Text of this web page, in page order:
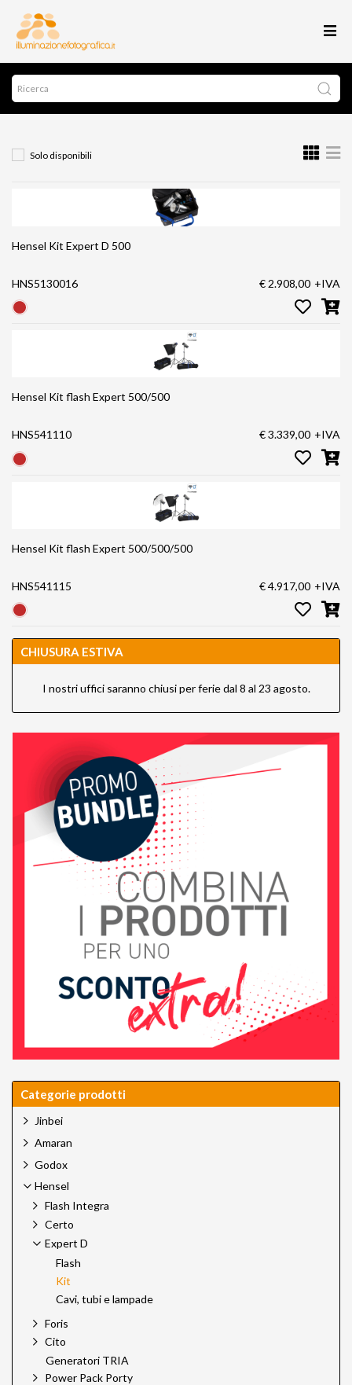
Solo disponibili
Hensel Kit Expert D 500
HNS5130016 € 2.908,00 +IVA
Hensel Kit flash Expert 500/500
HNS541110 € 3.339,00 +IVA
Hensel Kit flash Expert 500/500/500
HNS541115 € 4.917,00 +IVA
CHIUSURA ESTIVA
I nostri uffici saranno chiusi per ferie dal 8 al 23 agosto.
Categorie prodotti
Jinbei
Amaran
Godox
Hensel
Flash Integra
Certo
Expert D
Flash
Kit
Cavi, tubi e lampade
Foris
Cito
Generatori TRIA
Power Pack Porty